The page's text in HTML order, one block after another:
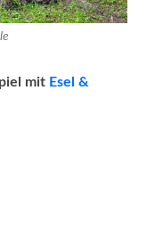
mit Esel &